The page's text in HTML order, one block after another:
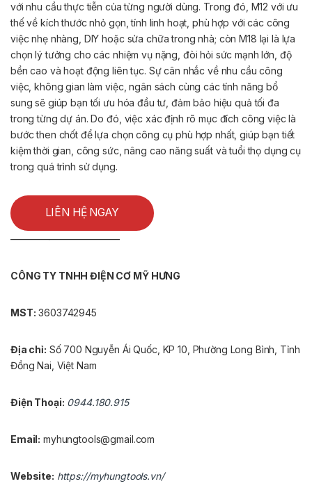
với nhu cầu thực tiễn của từng người dùng. Trong đó, M12 với ưu
thế về kích thước nhỏ gọn, tính linh hoạt, phù hợp với các công
việc nhẹ nhàng, DIY hoặc sửa chữa trong nhà; còn M18 lại là lựa
chọn lý tưởng cho các nhiệm vụ nặng, đòi hỏi sức mạnh lớn, độ
bền cao và hoạt động liên tục. Sự cân nhắc về nhu cầu công
việc, không gian làm việc, ngân sách cùng các tính năng bổ
sung sẽ giúp bạn tối ưu hóa đầu tư, đảm bảo hiệu quả tối đa
trong từng dự án. Do đó, việc xác định rõ mục đích công việc là
bước then chốt để lựa chọn công cụ phù hợp nhất, giúp bạn tiết
kiệm thời gian, công sức, nâng cao năng suất và tuổi thọ dụng cụ
trong quá trình sử dụng.
LIÊN HỆ NGAY
———————————-
CÔNG TY TNHH ĐIỆN CƠ MỸ HƯNG
MST: 3603742945
Địa chỉ: Số 700 Nguyễn Ái Quốc, KP 10, Phường Long Bình, Tỉnh
Đồng Nai, Việt Nam
Điện Thoại: 0944.180.915
Email: myhungtools@gmail.com
Website: https://myhungtools.vn/